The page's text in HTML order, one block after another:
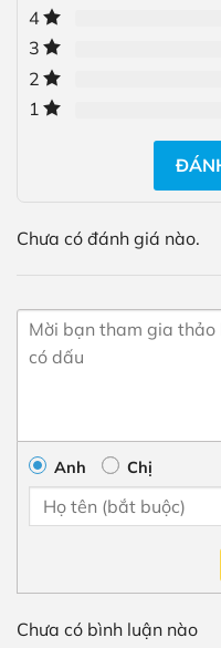
4
3
2
1
Chưa có đánh giá nào.
Anh Chị
Chưa có bình luận nào